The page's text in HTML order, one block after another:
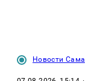
Новости